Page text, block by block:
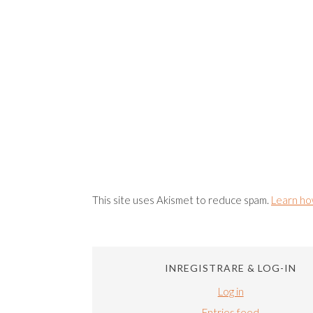
This site uses Akismet to reduce spam. Learn
INREGISTRARE & LOG-IN
Log in